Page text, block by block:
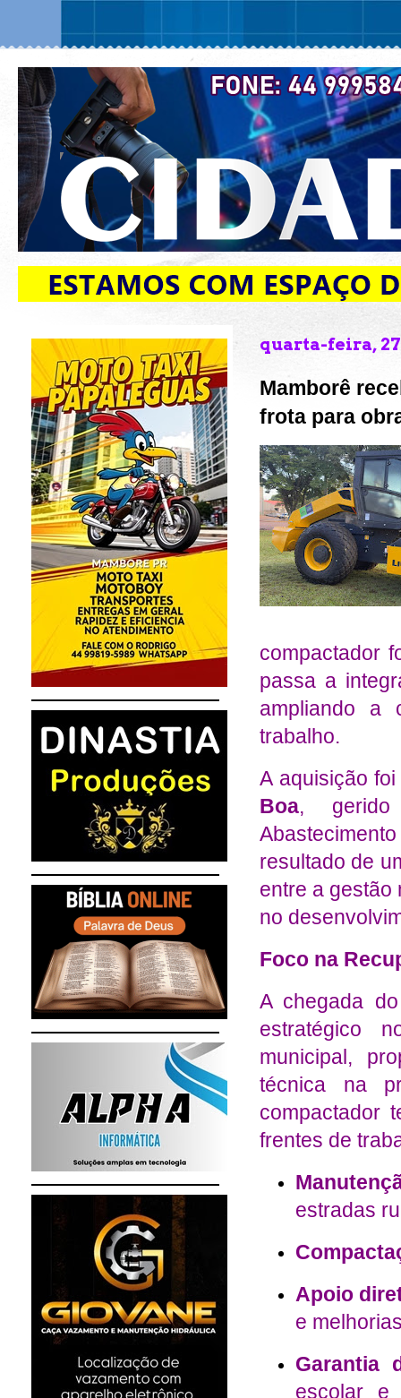
quarta-feira, 27
Mamborê
frota para
compactador
passa a
ampliando a
trabalho.
A aquisição
Boa, gerido
resultado de
entre a gestão
no
Foco na
A chegada
estratégico
municipal,
técnica na
compactador
frentes de
estradas
Apoio
e
Garantia
escolar e